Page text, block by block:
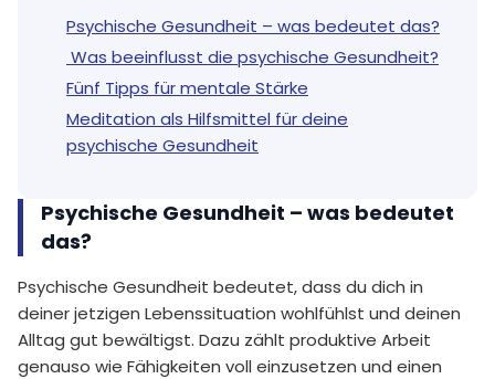
Psychische Gesundheit – was bedeutet das?
Was beeinflusst die psychische Gesundheit?
Fünf Tipps für mentale Stärke
Meditation als Hilfsmittel für deine
psychische Gesundheit
Psychische Gesundheit – was bedeutet
das?
Psychische Gesundheit bedeutet, dass du dich in
deiner jetzigen Lebenssituation wohlfühlst und deinen
Alltag gut bewältigst. Dazu zählt produktive Arbeit
genauso wie Fähigkeiten voll einzusetzen und einen